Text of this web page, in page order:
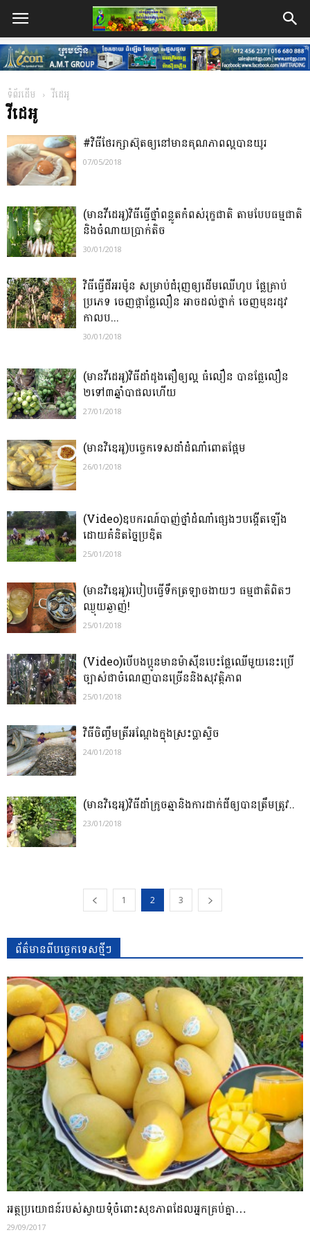
ទំព័រដើម វីដេអូ
វីដេអូ
#វិធីថែរក្សាស៊ុតឲ្យនៅមានគុណភាពល្អបានយូរ
07/05/2018
(មានវីដេអូ)វិធីធ្វើថ្នាំពន្លូតកំពស់រុក្ខជាតិ តាមបែបធម្មជាតិ
និងចំណាយប្រាក់តិច
30/01/2018
វិធីធ្វើជីអរម៉ូន សម្រាប់ជំរុញឲ្យដើមឈើហូប ផ្លែគ្រាប់
ប្រភេទ ចេញផ្កាផ្លែលឿន អាចដល់ថ្នាក់ ចេញមុនរដូវ
កាលប...
30/01/2018
(មានវីដេអូ)វិធីដាំដូងតឿឲ្យល្អ ធំលឿន បានផ្លែលឿន
២ទៅ៣ឆ្នាំបាផលហើយ
27/01/2018
(មានវិឌេអូ)បច្ចេកទេសដាំដំណាំពោតផ្អែម
26/01/2018
(Video)ឧបករណ៍បាញ់ថ្នាំដំណាំផ្សេងៗបង្កើតឡើង
ដោយគំនិតច្នៃប្រឌិត
25/01/2018
(មានវិឌេអូ)របៀបធ្វើទឹកត្រឡាចងាយៗ ធម្មជាតិពិតៗ
ឈ្ងុយឆ្ងាញ់!
25/01/2018
(Video)បើបងប្អូនមានម៉ាស៊ីនបេះផ្លែឈើមួយនេះប្រើ
ច្បាស់ជាចំណេញបានច្រើននិងសុវត្តិភាព
25/01/2018
វិធីចិញ្ចឹមត្រីអណ្តែងក្នុងស្រះប្លាស្ទិច
24/01/2018
(មានវិឌេអូ)វិធីដាំក្រូចឆ្មានិងការដាក់ជីឲ្យបានត្រឹមត្រូវ..
23/01/2018
1 2 3
ព័ត៌មានពីបច្ចេកទេសថ្មីៗ
អត្ថប្រយោជន៍របស់ស្វាយទុំចំពោះសុខភាពដែលអ្នកគ្រប់គ្នា…
29/09/2017